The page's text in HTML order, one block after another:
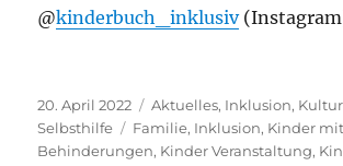
@kinderbuch_inklusiv
Veröffentlicht
am
20. April 2022 Kategorien
Aktuelles, Inklusion, Kultur
Selbsthilfe
Schlagwörter
Familie, Inklusion, Kinder mit
Behinderungen, Kinder Veranstaltung,